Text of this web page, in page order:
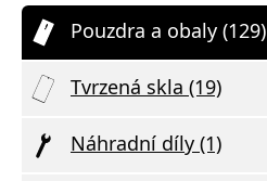
Pouzdra a obaly (129)
Tvrzená skla (19)
Náhradní díly (1)